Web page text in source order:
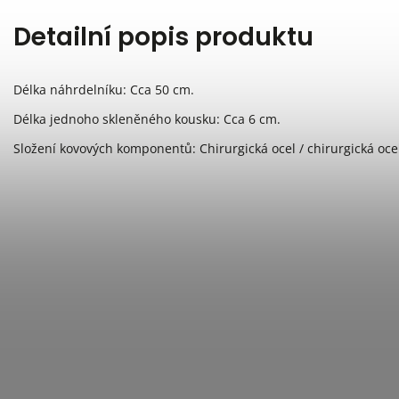
Detailní popis produktu
Délka náhrdelníku: Cca 50 cm.
Délka jednoho skleněného kousku: Cca 6 cm.
Složení kovových komponentů: Chirurgická ocel / chirurgická